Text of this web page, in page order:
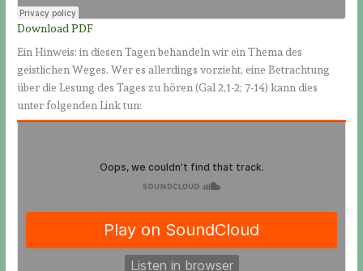
Download PDF
Ein Hinweis: in diesen Tagen behandeln wir ein Thema des
geistlichen Weges. Wer es allerdings vorzieht, eine Betrachtung
über die Lesung des Tages zu hören (Gal 2,1-2; 7-14) kann dies
unter folgenden Link tun: